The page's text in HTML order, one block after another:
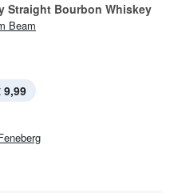
Straight Bourbon Whiskey
Beam
9,99